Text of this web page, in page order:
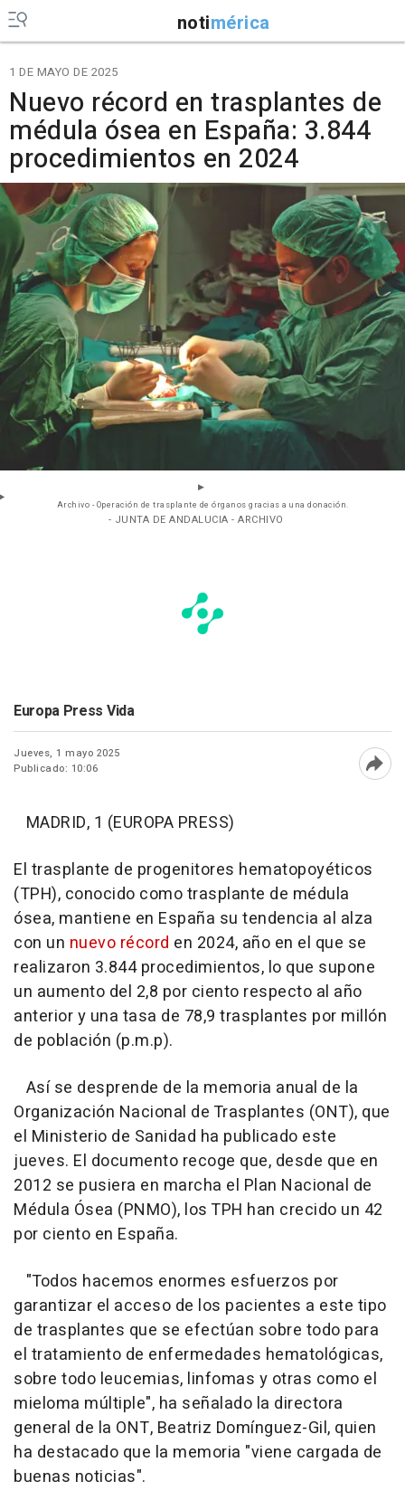
notimérica
1 DE MAYO DE 2025
Nuevo récord en trasplantes de
médula ósea en España: 3.844
procedimientos en 2024
Archivo - Operación de trasplante de órganos gracias a una donación.
- JUNTA DE ANDALUCIA - ARCHIVO
Europa Press Vida
Jueves, 1 mayo 2025
Publicado: 10:06
MADRID, 1 (EUROPA PRESS)
El trasplante de progenitores hematopoyéticos
(TPH), conocido como trasplante de médula
ósea, mantiene en España su tendencia al alza
con un nuevo récord en 2024, año en el que se
realizaron 3.844 procedimientos, lo que supone
un aumento del 2,8 por ciento respecto al año
anterior y una tasa de 78,9 trasplantes por millón
de población (p.m.p).
Así se desprende de la memoria anual de la
Organización Nacional de Trasplantes (ONT), que
el Ministerio de Sanidad ha publicado este
jueves. El documento recoge que, desde que en
2012 se pusiera en marcha el Plan Nacional de
Médula Ósea (PNMO), los TPH han crecido un 42
por ciento en España.
"Todos hacemos enormes esfuerzos por
garantizar el acceso de los pacientes a este tipo
de trasplantes que se efectúan sobre todo para
el tratamiento de enfermedades hematológicas,
sobre todo leucemias, linfomas y otras como el
mieloma múltiple", ha señalado la directora
general de la ONT, Beatriz Domínguez-Gil, quien
ha destacado que la memoria "viene cargada de
buenas noticias".